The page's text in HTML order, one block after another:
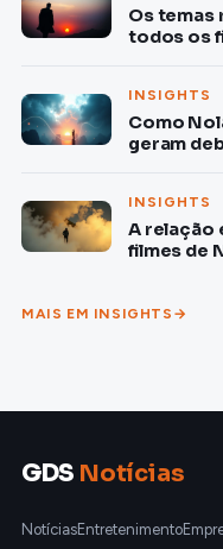
Os
todos os
INSIGHTS
Como
geram
INSIGHTS
A relação
filmes de
MAIS EM INSIGHTS
GDS Notícias
NotíciasEntretenimento